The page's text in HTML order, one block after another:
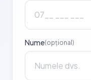
Nume(opțional)